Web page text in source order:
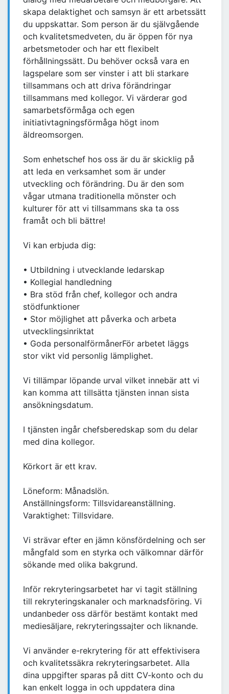
skapa delaktighet och samsyn är ett arbetssätt
du uppskattar. Som person är du självgående
och kvalitetsmedveten, du är öppen för nya
arbetsmetoder och har ett flexibelt
förhållningssätt. Du behöver också vara en
lagspelare som ser vinster i att bli starkare
tillsammans och att driva förändringar
tillsammans med kollegor. Vi värderar god
samarbetsförmåga och egen
initiativtagningsförmåga högt inom
äldreomsorgen.
Som enhetschef hos oss är du är skicklig på
att leda en verksamhet som är under
utveckling och förändring. Du är den som
vågar utmana traditionella mönster och
kulturer för att vi tillsammans ska ta oss
framåt och bli bättre!
Vi kan erbjuda dig:
• Utbildning i utvecklande ledarskap
• Kollegial handledning
• Bra stöd från chef, kollegor och andra
stödfunktioner
• Stor möjlighet att påverka och arbeta
utvecklingsinriktat
• Goda personalförmånerFör arbetet läggs
stor vikt vid personlig lämplighet.
Vi tillämpar löpande urval vilket innebär att vi
kan komma att tillsätta tjänsten innan sista
ansökningsdatum.
I tjänsten ingår chefsberedskap som du delar
med dina kollegor.
Körkort är ett krav.
Löneform: Månadslön.
Anställningsform: Tillsvidareanställning.
Varaktighet: Tillsvidare.
Vi strävar efter en jämn könsfördelning och ser
mångfald som en styrka och välkomnar därför
sökande med olika bakgrund.
Inför rekryteringsarbetet har vi tagit ställning
till rekryteringskanaler och marknadsföring. Vi
undanbeder oss därför bestämt kontakt med
mediesäljare, rekryteringssajter och liknande.
Vi använder e-rekrytering för att effektivisera
och kvalitetssäkra rekryteringsarbetet. Alla
dina uppgifter sparas på ditt CV-konto och du
kan enkelt logga in och uppdatera dina